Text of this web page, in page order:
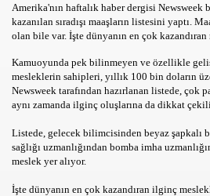
Amerika'nın haftalık haber dergisi
kazanılan sıradışı maaşların listesini yaptı.
olan bile var. İşte dünyanın en çok
Kamuoyunda pek bilinmeyen ve özellikle
mesleklerin sahipleri, yıllık 100 bin doların
Newsweek tarafından hazırlanan listede, çok
aynı zamanda ilginç oluşlarına da dikkat
Listede, gelecek bilimcisinden beyaz şapkalı
sağlığı uzmanlığından bomba imha
meslek yer alıyor.
İşte dünyanın en çok kazandıran ilginç